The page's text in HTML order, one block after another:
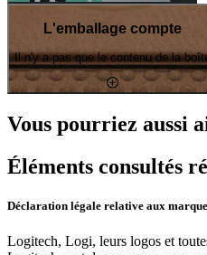
L'emballage compte
Il n'y a pas que le contenu de la
Vous pourriez aussi
Éléments consultés
Déclaration légale relative aux
Logitech, Logi, leurs logos et